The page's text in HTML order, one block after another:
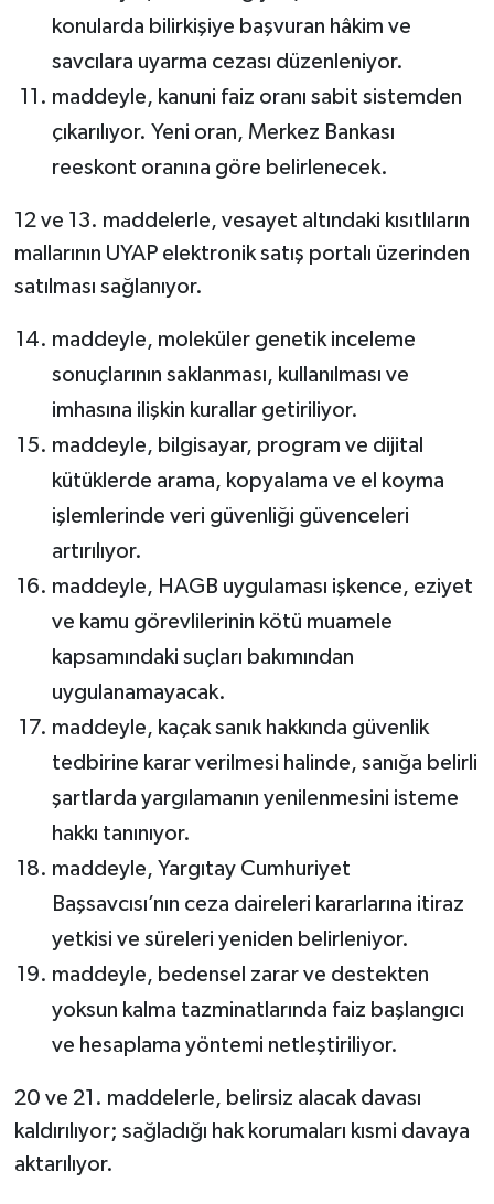
konularda bilirkişiye başvuran hâkim ve
savcılara uyarma cezası düzenleniyor.
maddeyle, kanuni faiz oranı sabit sistemden
çıkarılıyor. Yeni oran, Merkez Bankası
reeskont oranına göre belirlenecek.
12 ve 13. maddelerle, vesayet altındaki kısıtlıların
mallarının UYAP elektronik satış portalı üzerinden
satılması sağlanıyor.
maddeyle, moleküler genetik inceleme
sonuçlarının saklanması, kullanılması ve
imhasına ilişkin kurallar getiriliyor.
maddeyle, bilgisayar, program ve dijital
kütüklerde arama, kopyalama ve el koyma
işlemlerinde veri güvenliği güvenceleri
artırılıyor.
maddeyle, HAGB uygulaması işkence, eziyet
ve kamu görevlilerinin kötü muamele
kapsamındaki suçları bakımından
uygulanamayacak.
maddeyle, kaçak sanık hakkında güvenlik
tedbirine karar verilmesi halinde, sanığa belirli
şartlarda yargılamanın yenilenmesini isteme
hakkı tanınıyor.
maddeyle, Yargıtay Cumhuriyet
Başsavcısı’nın ceza daireleri kararlarına itiraz
yetkisi ve süreleri yeniden belirleniyor.
maddeyle, bedensel zarar ve destekten
yoksun kalma tazminatlarında faiz başlangıcı
ve hesaplama yöntemi netleştiriliyor.
20 ve 21. maddelerle, belirsiz alacak davası
kaldırılıyor; sağladığı hak korumaları kısmi davaya
aktarılıyor.